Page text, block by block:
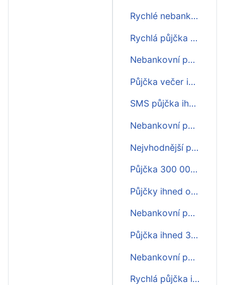
Rychlé nebankovní půjčky ihned na účet
Rychlá půjčka o víkendu ihned
Nebankovní půjčky ihned pro osvč
Půjčka večer ihned
SMS půjčka ihned bez poplatku předem a za potvrzení zaměstnání
Nebankovní půjčka ihned online zdarma
Nejvhodnější půjčka ihned na účet
Půjčka 300 000 ihned
Půjčky ihned on-line
Nebankovní půjčky ihned do 5000
Půjčka ihned 3000
Nebankovní půjčka ihned bez poplatku
Rychlá půjčka ihned online